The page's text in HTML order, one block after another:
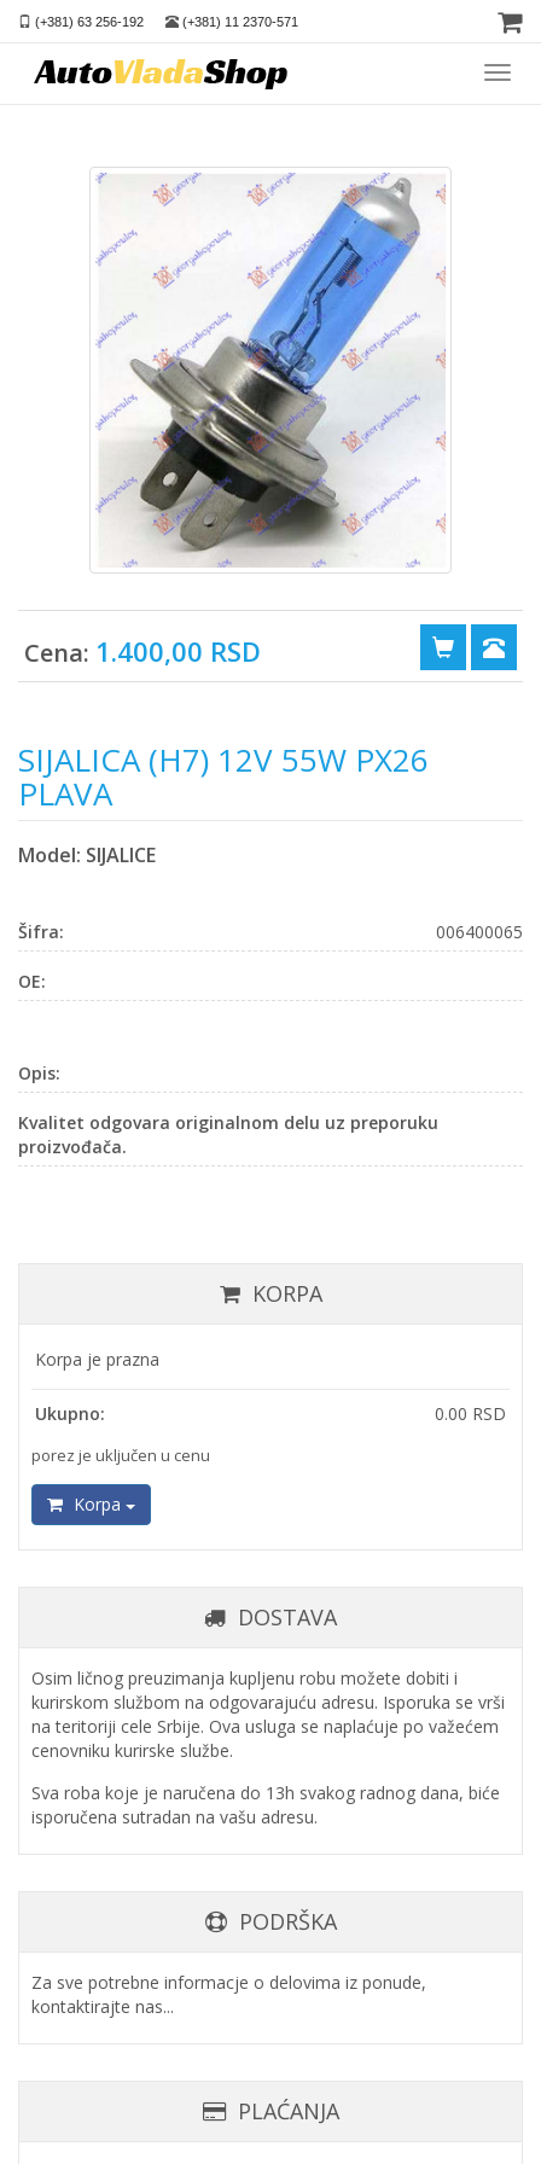
(+381) 63 256-192 (+381) 11 2370-571
Cena: 1.400,00 RSD
SIJALICA (H7) 12V 55W PX26
PLAVA
Model: SIJALICE
Šifra: 006400065
OE:
Opis:
Kvalitet odgovara originalnom delu uz preporuku
proizvođača.
KORPA
Korpa je prazna
Ukupno: 0.00 RSD
porez je uključen u cenu
Korpa
DOSTAVA
Osim ličnog preuzimanja kupljenu robu možete dobiti i
kurirskom službom na odgovarajuću adresu. Isporuka se vrši
na teritoriji cele Srbije. Ova usluga se naplaćuje po važećem
cenovniku kurirske službe.
Sva roba koje je naručena do 13h svakog radnog dana, biće
isporučena sutradan na vašu adresu.
PODRŠKA
Za sve potrebne informacje o delovima iz ponude,
kontaktirajte nas...
PLAĆANJA